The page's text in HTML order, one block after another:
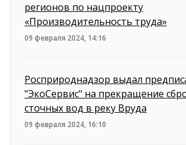
регионов по нацпроекту
«Производительность труда»
09 февраля 2024, 14:16
Росприроднадзор выдал
"ЭкоСервис" на прекращение
сточных вод в реку Вруда
09 февраля 2024, 16:10